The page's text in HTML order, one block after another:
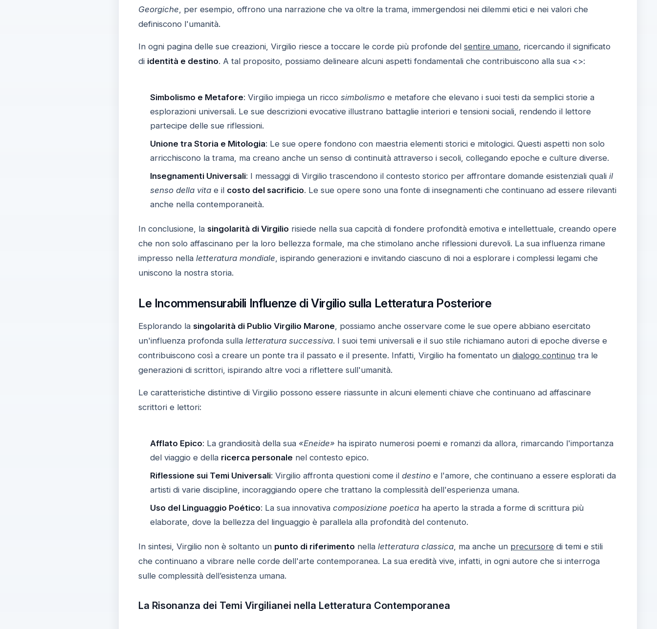
Georgiche , per esempio, offrono una narrazione che va oltre la trama, immergendosi nei dilemmi etici e nei valori che
definiscono l'umanità.
In ogni pagina delle sue creazioni, Virgilio riesce a toccare le corde più profonde del sentire umano , ricercando il significato
di identità e destino. A tal proposito, possiamo delineare alcuni aspetti fondamentali che contribuiscono alla sua < >:
Simbolismo e Metafore: Virgilio impiega un ricco simbolismoe metafore che elevano i suoi testi da semplici storie a
esplorazioni universali. Le sue descrizioni evocative illustrano battaglie interiori e tensioni sociali, rendendo il lettore
partecipe delle sue riflessioni.
Unione tra Storia e Mitologia: Le sue opere fondono con maestria elementi storici e mitologici. Questi aspetti non solo
arricchiscono la trama, ma creano anche un senso di continuità attraverso i secoli, collegando epoche e culture diverse.
Insegnamenti Universali: I messaggi di Virgilio trascendono il contesto storico per affrontare domande esistenziali quali il
senso della vitae il costo del sacrificio. Le sue opere sono una fonte di insegnamenti che continuano ad essere rilevanti
anche nella contemporaneità.
In conclusione, la singolarità di Virgilio risiede nella sua capcità di fondere profondità emotiva e intellettuale, creando opere
che non solo affascinano per la loro bellezza formale, ma che stimolano anche riflessioni durevoli. La sua influenza rimane
impresso nella letteratura mondiale , ispirando generazioni e invitando ciascuno di noi a esplorare i complessi legami che
uniscono la nostra storia.
Le Incommensurabili Influenze di Virgilio sulla Letteratura Posteriore
Esplorando la singolarità di Publio Virgilio Marone , possiamo anche osservare come le sue opere abbiano esercitato
un'influenza profonda sulla letteratura successiva. I suoi temi universali e il suo stile richiamano autori di epoche diverse e
contribuiscono così a creare un ponte tra il passato e il presente. Infatti, Virgilio ha fomentato un dialogo continuo tra le
generazioni di scrittori, ispirando altre voci a riflettere sull'umanità.
Le caratteristiche distintive di Virgilio possono essere riassunte in alcuni elementi chiave che continuano ad affascinare
scrittori e lettori:
Afflato Epico: La grandiosità della sua «Eneide» ha ispirato numerosi poemi e romanzi da allora, rimarcando l'importanza
del viaggio e della ricerca personale nel contesto epico.
Riflessione sui Temi Universali: Virgilio affronta questioni come il destinoe l'amore, che continuano a essere esplorati da
artisti di varie discipline, incoraggiando opere che trattano la complessità dell'esperienza umana.
Uso del Linguaggio Poético: La sua innovativa composizione poeticaha aperto la strada a forme di scrittura più
elaborate, dove la bellezza del linguaggio è parallela alla profondità del contenuto.
In sintesi, Virgilio non è soltanto un punto di riferimento nella letteratura classica, ma anche un precursoredi temi e stili
che continuano a vibrare nelle corde dell'arte contemporanea. La sua eredità vive, infatti, in ogni autore che si interroga
sulle complessità dell’esistenza umana.
La Risonanza dei Temi Virgilianei nella Letteratura Contemporanea